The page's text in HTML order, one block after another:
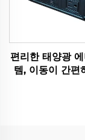
편리한 태양광
템, 이동이 간편